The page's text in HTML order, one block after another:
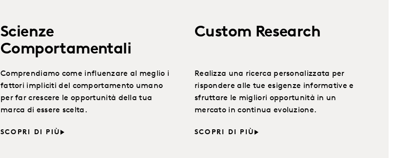
Scienze
Comportamentali
Comprendiamo come influenzare al meglio i
fattori impliciti del comportamento umano
per far crescere le opportunità della tua
marca di essere scelta.
SCOPRI DI PIÙ
Custom Research
Realizza una ricerca personalizzata per
rispondere alle tue esigenze informative e
sfruttare le migliori opportunità in un
mercato in continua evoluzione.
SCOPRI DI PIÙ